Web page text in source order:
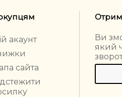
акаунт
сайта
Ви
який